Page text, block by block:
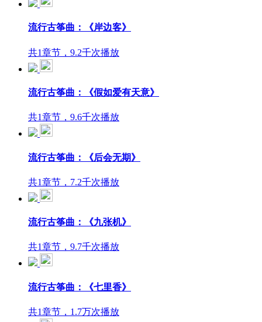
流行古筝曲：《岸边客》
共1章节，9.2千次播放
流行古筝曲：《假如爱有天意》
共1章节，9.6千次播放
流行古筝曲：《后会无期》
共1章节，7.2千次播放
流行古筝曲：《九张机》
共1章节，9.7千次播放
流行古筝曲：《七里香》
共1章节，1.7万次播放